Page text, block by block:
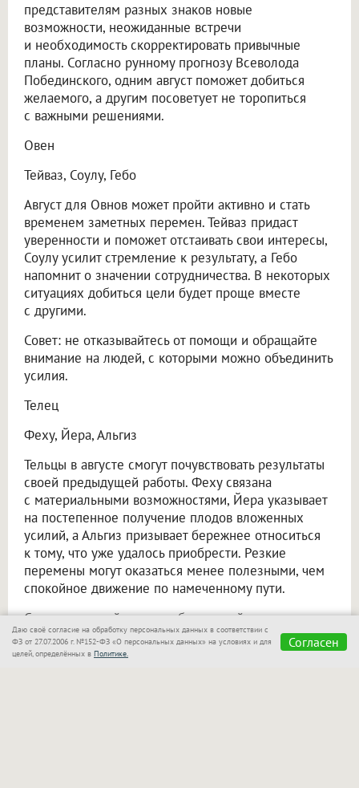
представителям разных знаков новые
возможности, неожиданные встречи
и необходимость скорректировать привычные
планы. Согласно рунному прогнозу Всеволода
Побединского, одним август поможет добиться
желаемого, а другим посоветует не торопиться
с важными решениями.
Овен
Тейваз, Соулу, Гебо
Август для Овнов может пройти активно и стать
временем заметных перемен. Тейваз придаст
уверенности и поможет отстаивать свои интересы,
Соулу усилит стремление к результату, а Гебо
напомнит о значении сотрудничества. В некоторых
ситуациях добиться цели будет проще вместе
с другими.
Совет: не отказывайтесь от помощи и обращайте
внимание на людей, с которыми можно объединить
усилия.
Телец
Феху, Йера, Альгиз
Тельцы в августе смогут почувствовать результаты
своей предыдущей работы. Феху связана
с материальными возможностями, Йера указывает
на постепенное получение плодов вложенных
усилий, а Альгиз призывает бережнее относиться
к тому, что уже удалось приобрести. Резкие
перемены могут оказаться менее полезными, чем
спокойное движение по намеченному пути.
Совет: не меняйте планы без веской причины
и позвольте начатым делам прийти к завершению.
Даю своё согласие на обработку персональных данных в соответствии с
ФЗ от 27.07.2006 г. №152-ФЗ «О персональных данных» на условиях и для
целей, определённых в Политике.
Согласен